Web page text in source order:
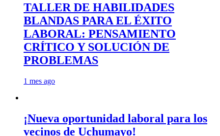
TALLER DE HABILIDADES
BLANDAS PARA EL ÉXITO
LABORAL: PENSAMIENTO
CRÍTICO Y SOLUCIÓN DE
PROBLEMAS
1 mes ago
¡Nueva oportunidad laboral para los
vecinos de Uchumayo!